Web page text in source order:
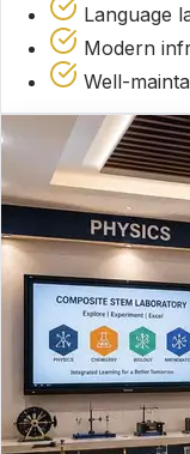
Language
Modern
Well-